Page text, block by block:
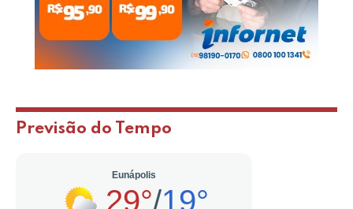
Previsão do Tempo